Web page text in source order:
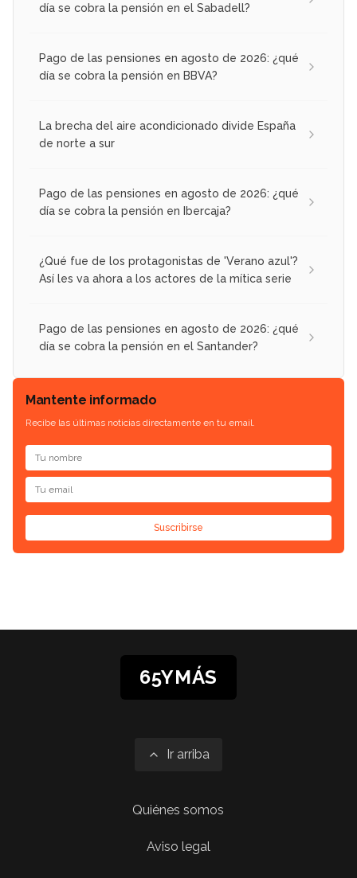
día se cobra la pensión en el Sabadell?
Pago de las pensiones en agosto de 2026: ¿qué
día se cobra la pensión en BBVA?
La brecha del aire acondicionado divide España
de norte a sur
Pago de las pensiones en agosto de 2026: ¿qué
día se cobra la pensión en Ibercaja?
¿Qué fue de los protagonistas de 'Verano azul'?
Así les va ahora a los actores de la mítica serie
Pago de las pensiones en agosto de 2026: ¿qué
día se cobra la pensión en el Santander?
Mantente informado
Recibe las últimas noticias directamente en tu email.
Suscribirse
65YMÁS
Ir arriba
Quiénes somos
Aviso legal